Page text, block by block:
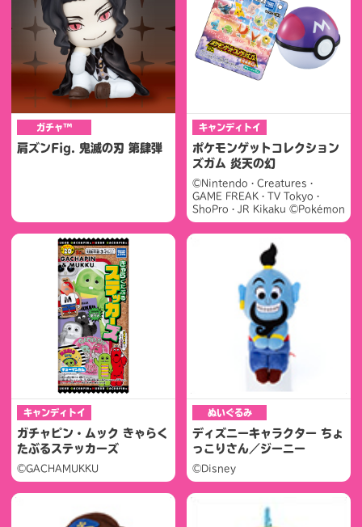
ガチャ™
肩ズンFig. 鬼滅の刃 第肆弾
キャンディトイ
ポケモンゲットコレクション
ズガム 炎天の幻
©Nintendo・Creatures・
GAME FREAK・TV Tokyo・
ShoPro・JR Kikaku ©Pokémon
キャンディトイ
ガチャピン・ムック きゃらく
たぶるステッカーズ
©GACHAMUKKU
ぬいぐるみ
ディズニーキャラクター ちょ
っこりさん／ジーニー
©Disney